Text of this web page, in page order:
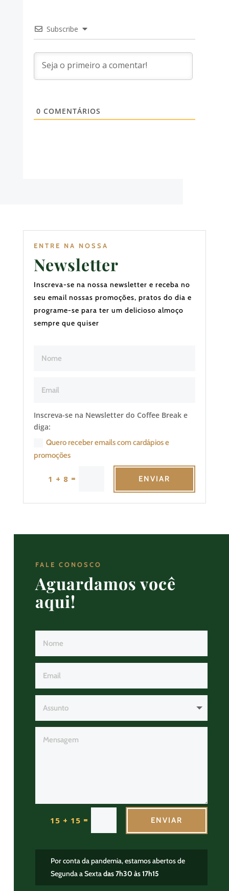
Subscribe
0 COMENTÁRIOS
ENTRE NA NOSSA
Newsletter
Inscreva-se na nossa newsletter e receba no
seu email nossas promoções, pratos do dia e
programe-se para ter um delicioso almoço
sempre que quiser
Inscreva-se na Newsletter do Coffee Break e
diga:
Quero receber emails com cardápios e
promoções
1 + 8 = ENVIAR
FALE CONOSCO
Aguardamos você
aqui!
15 + 15 = ENVIAR
Por conta da pandemia, estamos abertos de
Segunda a Sextadas 7h30 às 17h15